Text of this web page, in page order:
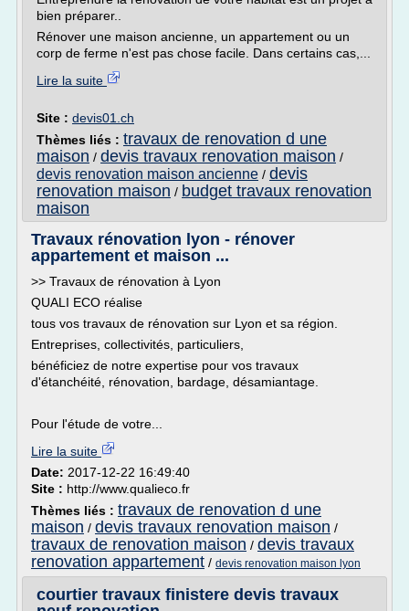
bien préparer..
Rénover une maison ancienne, un appartement ou un
corp de ferme n'est pas chose facile. Dans certains cas,...
Lire la suite
Site : devis01.ch
Thèmes liés : travaux de renovation d une
maison / devis travaux renovation maison /
devis renovation maison ancienne / devis
renovation maison / budget travaux renovation
maison
Travaux rénovation lyon - rénover
appartement et maison ...
>> Travaux de rénovation à Lyon
QUALI ECO réalise
tous vos travaux de rénovation sur Lyon et sa région.
Entreprises, collectivités, particuliers,
bénéficiez de notre expertise pour vos travaux
d'étanchéité, rénovation, bardage, désamiantage.
Pour l'étude de votre...
Lire la suite
Date: 2017-12-22 16:49:40
Site : http://www.qualieco.fr
Thèmes liés : travaux de renovation d une
maison / devis travaux renovation maison /
travaux de renovation maison / devis travaux
renovation appartement / devis renovation maison lyon
courtier travaux finistere devis travaux